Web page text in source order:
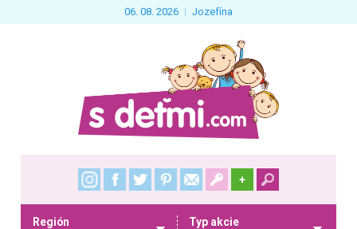
06. 08. 2026 Jozefína
+
Región Typ akcie